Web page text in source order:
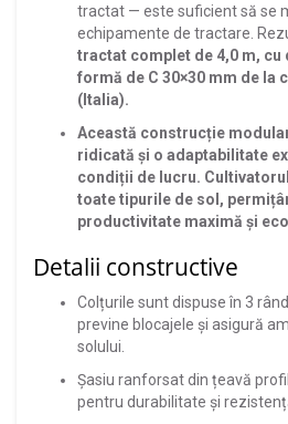
tractat — este suficient să se
echipamente de tractare.
tractat complet de 4,0 m,
formă de C 30×30 mm de la
(Italia).
Această construcție
ridicată și o adaptabilitate
condiții de lucru.
toate tipurile de sol,
productivitate maximă și
Detalii constructive
Colțurile sunt dispuse în 3
previne blocajele și asigură
solului.
Șasiu ranforsat din țeavă
pentru durabilitate și